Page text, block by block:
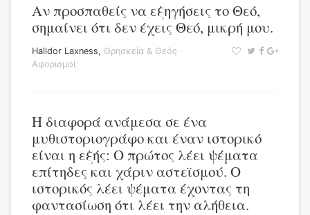
Αν προσπαθείς να εξηγήσεις το Θεό,
σημαίνει ότι δεν έχεις Θεό, μικρή μου.
Halldor Laxness, Θρησκεία & Θεός ·
Αφορισμοί
Η διαφορά ανάμεσα σε ένα
μυθιστοριογράφο και έναν ιστορικό
είναι η εξής: Ο πρώτος λέει ψέματα
επίτηδες και χάριν αστεϊσμού. Ο
ιστορικός λέει ψέματα έχοντας τη
φαντασίωση ότι λέει την αλήθεια.